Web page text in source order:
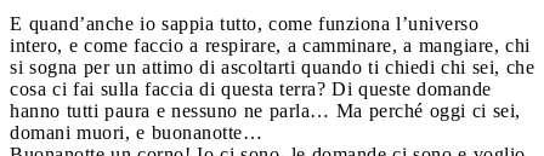
E quand’anche io sappia tutto, come funziona l’universo
intero, e come faccio a respirare, a camminare, a mangiare, chi
si sogna per un attimo di ascoltarti quando ti chiedi chi sei, che
cosa ci fai sulla faccia di questa terra? Di queste domande
hanno tutti paura e nessuno ne parla… Ma perché oggi ci sei,
domani muori, e buonanotte…